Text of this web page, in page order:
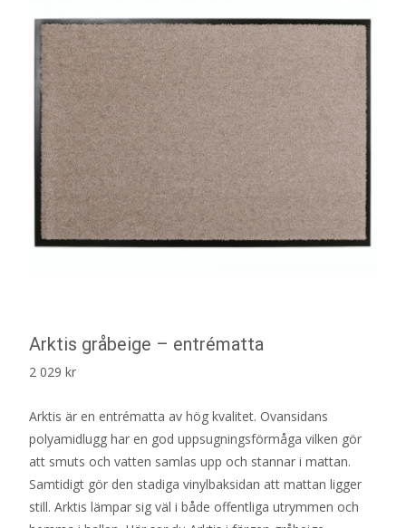
Arktis gråbeige – entrématta
2 029 kr
Arktis är en entrématta av hög kvalitet. Ovansidans
polyamidlugg har en god uppsugningsförmåga vilken gör
att smuts och vatten samlas upp och stannar i mattan.
Samtidigt gör den stadiga vinylbaksidan att mattan ligger
still. Arktis lämpar sig väl i både offentliga utrymmen och